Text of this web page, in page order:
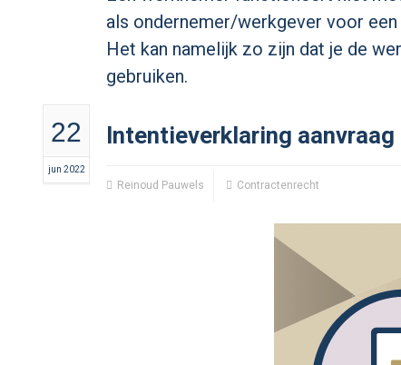
als ondernemer/werkgever voor
Het kan namelijk zo zijn dat je de
gebruiken.
22
jun 2022
Intentieverklaring aanvraag
Reinoud Pauwels Contractenrecht